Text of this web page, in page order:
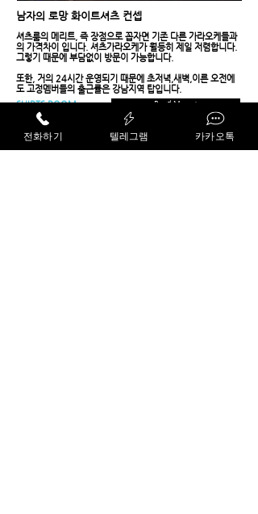
​남자의 로망 화이트셔츠 컨셉
셔츠룸의 메리트, 즉 장점으로 꼽자면 기존 다른 가라오케들과
의 가격차이 입니다. 셔츠가라오케가 월등히 제일 저렴합니다.
그렇기 때문에 부담없이 방문이 가능합니다.
또한, 거의 24시간 운영되기 때문에 초저녁,새벽,이른 오전에
도 고정멤버들의 출근률은 강남지역 탑입니다.
룸70개 최대 200명
SHIRTS ROOM Read Mora +
전화하기 텔레그램 카카오톡